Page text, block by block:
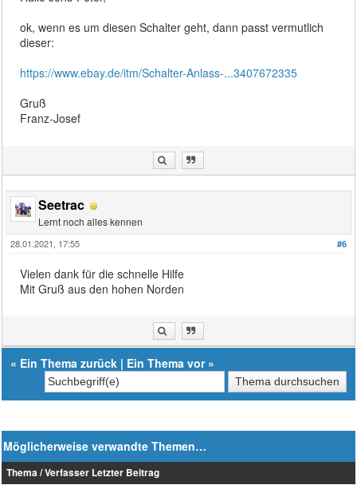
ok, wenn es um diesen Schalter geht, dann passt vermutlich
dieser:
https://www.ebay.de/itm/Schalter-Anlass-...3407672335
Gruß
Franz-Josef
Seetrac
Lernt noch alles kennen
#6
28.01.2021, 17:55
Vielen dank für die schnelle Hilfe
Mit Gruß aus den hohen Norden
« Ein Thema zurück | Ein Thema vor»
Möglicherweise verwandte Themen…
Thema / Verfasser Letzter Beitrag